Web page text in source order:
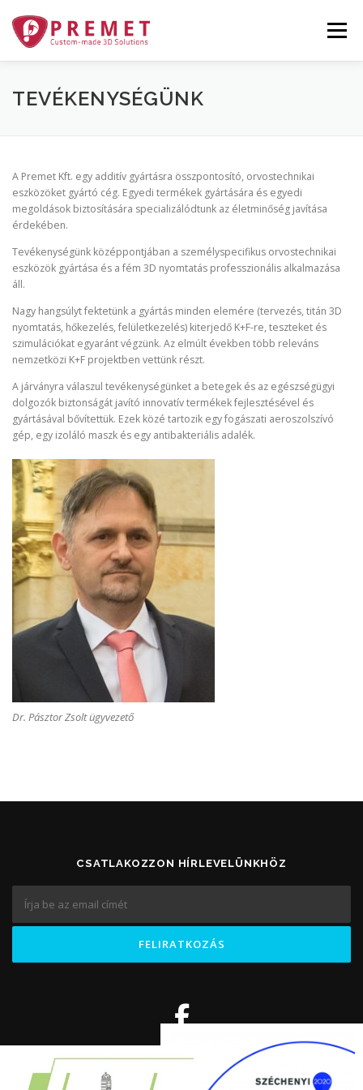
tartalomhoz
Menü
TECHNOLÓGIA RÓLUNK
KAPCSOLAT PÁLYÁZATOK
TEVÉKENYSÉGÜNK
A Premet Kft. egy additív gyártásra összpontosító, orvostechnikai
eszközöket gyártó cég. Egyedi termékek gyártására és egyedi
megoldások biztosítására specializálódtunk az életminőség javítása
érdekében.
Tevékenységünk középpontjában a személyspecifikus orvostechnikai
eszközök gyártása és a fém 3D nyomtatás professzionális alkalmazása
áll.
Nagy hangsúlyt fektetünk a gyártás minden elemére (tervezés, titán 3D
nyomtatás, hőkezelés, felületkezelés) kiterjedő K+F-re, teszteket és
szimulációkat egyaránt végzünk. Az elmúlt években több releváns
nemzetközi K+F projektben vettünk részt.
A járványra válaszul tevékenységünket a betegek és az egészségügyi
dolgozók biztonságát javító innovatív termékek fejlesztésével és
gyártásával bővítettük. Ezek közé tartozik egy fogászati aeroszolszívó
gép, egy izoláló maszk és egy antibakteriális adalék.
Dr. Pásztor Zsolt ügyvezető
CSATLAKOZZON HÍRLEVELÜNKHÖZ